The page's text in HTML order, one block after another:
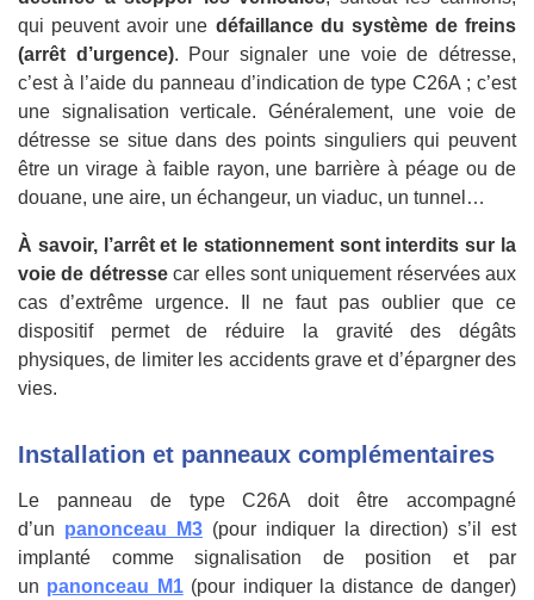
qui peuvent avoir une défaillance du système de freins
(arrêt d’urgence). Pour signaler une voie de détresse,
c’est à l’aide du panneau d’indication de type C26A ; c’est
une signalisation verticale. Généralement, une voie de
détresse se situe dans des points singuliers qui peuvent
être un virage à faible rayon, une barrière à péage ou de
douane, une aire, un échangeur, un viaduc, un tunnel…
À savoir,
l’arrêt et le stationnement sont interdits sur la
voie de détressecar elles sont uniquement réservées aux
cas d’extrême urgence. Il ne faut pas oublier que ce
dispositif permet de réduire la gravité des dégâts
physiques, de limiter les accidents grave et d’épargner des
vies.
Installation et panneaux complémentaires
Le panneau de type C26A doit être accompagné
d’un panonceau M3 (pour indiquer la direction) s’il est
implanté comme signalisation de position et par
un panonceau M1(pour indiquer la distance de danger)